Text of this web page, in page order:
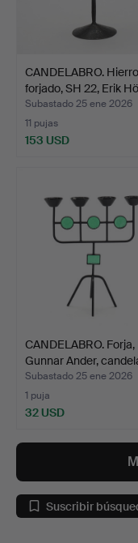
CANDELABRO. Hierro
forjado, SH 22, Erik
Subastado 25 ene 2026
11 pujas
153 USD
CANDELABRO. Forja,
Gunnar Ander,
Subastado 25 ene 2026
1 puja
32 USD
Suscribir